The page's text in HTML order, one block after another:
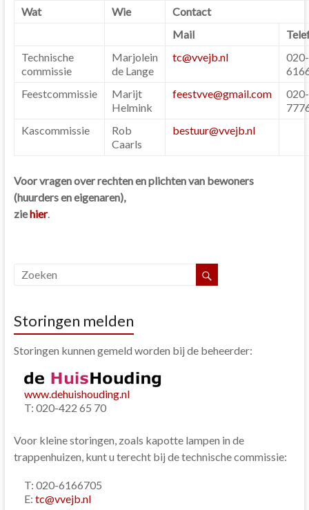
Wat Wie
Contact
Mail
Technische
commissie
Marjolein
de Lange
tc@vvejb.nl
020-
Feestcommissie
Marijt
Helmink
feestvve@gmail.com
020-
Kascommissie
Rob
Caarls
bestuur@vvejb.nl
Voor vragen over rechten en plichten van bewoners
(huurders en eigenaren),
ziehier.
Storingen melden
Storingen kunnen gemeld worden bij de beheerder:
www.dehuishouding.nl
T: 020-422 65 70
Voor kleine storingen, zoals kapotte lampen in de
trappenhuizen, kunt u terecht bij de technische commissie:
T: 020-6166705
E: tc@vvejb.nl